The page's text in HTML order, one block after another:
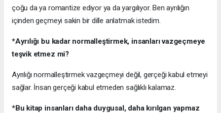
çoğu da ya romantize ediyor ya da yargılıyor. Ben ayrılığın
içinden geçmeyi sakin bir dille anlatmak istedim.
*Ayrılığı bu kadar normalleştirmek, insanları vazgeçmeye
teşvik etmez mi?
Ayrılığı normalleştirmek vazgeçmeyi değil, gerçeği kabul etmeyi
sağlar. İnsan gerçeği kabul etmeden sağlıklı kalamaz.
*Bu kitap insanları daha duygusal, daha kırılgan yapmaz